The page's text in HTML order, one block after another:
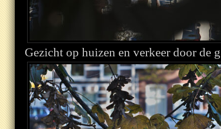
Gezicht op huizen en verkeer door de